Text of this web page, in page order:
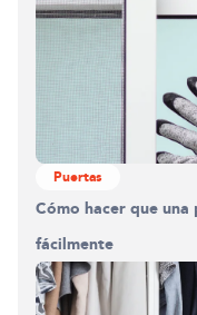
Puertas
Cómo hacer que
fácilmente